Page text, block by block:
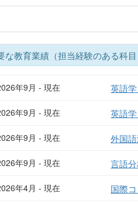
な教育業績（担当経験のある科目
年9月 - 現在 英語
年9月 - 現在 英語
年9月 - 現在 外国
年9月 - 現在 言語
年4月 - 現在 国際